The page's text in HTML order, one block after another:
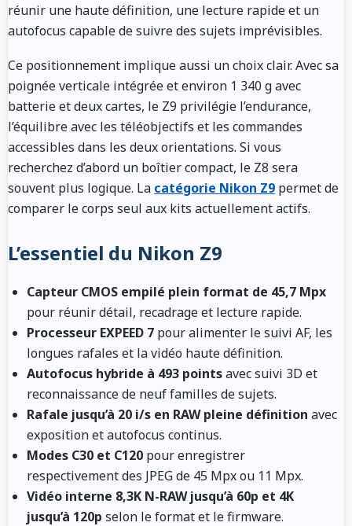
réunir une haute définition, une lecture rapide et un
autofocus capable de suivre des sujets imprévisibles.
Ce positionnement implique aussi un choix clair. Avec sa
poignée verticale intégrée et environ 1 340 g avec
batterie et deux cartes, le Z9 privilégie l’endurance,
l’équilibre avec les téléobjectifs et les commandes
accessibles dans les deux orientations. Si vous
recherchez d’abord un boîtier compact, le Z8 sera
souvent plus logique. La catégorie Nikon Z9 permet de
comparer le corps seul aux kits actuellement actifs.
L’essentiel du Nikon Z9
Capteur CMOS empilé plein format de 45,7 Mpx
pour réunir détail, recadrage et lecture rapide.
Processeur EXPEED 7 pour alimenter le suivi AF, les
longues rafales et la vidéo haute définition.
Autofocus hybride à 493 pointsavec suivi 3D et
reconnaissance de neuf familles de sujets.
Rafale jusqu’à 20 i/s en RAW pleine définition avec
exposition et autofocus continus.
Modes C30 et C120 pour enregistrer
respectivement des JPEG de 45 Mpx ou 11 Mpx.
Vidéo interne 8,3K N-RAW jusqu’à 60p et 4K
jusqu’à 120p selon le format et le firmware.